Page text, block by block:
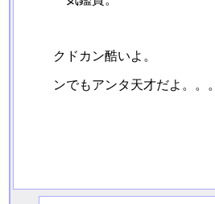
クドカン酷いよ。
ンでもアンタ天才だよ。。。